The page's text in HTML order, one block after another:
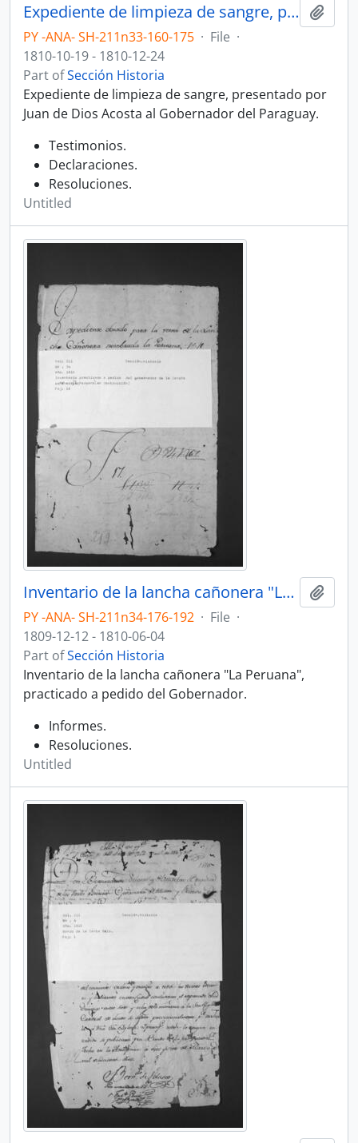
Expediente de limpieza de sangre, presentado por Juan de Dios Acosta al Gobernador del Paraguay.
PY -ANA- SH-211n33-160-175 · File ·
1810-10-19 - 1810-12-24
Part ofSección Historia
Expediente de limpieza de sangre, presentado por
Juan de Dios Acosta al Gobernador del Paraguay.
Testimonios.
Declaraciones.
Resoluciones.
Untitled
Inventario de la lancha cañonera "La Peruana", practicado a pedido del Gobernador.
PY -ANA- SH-211n34-176-192 · File ·
1809-12-12 - 1810-06-04
Part ofSección Historia
Inventario de la lancha cañonera "La Peruana",
practicado a pedido del Gobernador.
Informes.
Resoluciones.
Untitled